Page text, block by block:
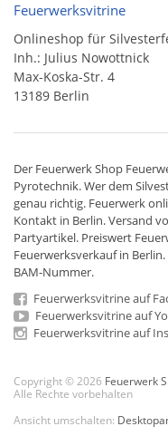
Feuerwerksvitrine
Onlineshop für
Inh.: Julius Nowottnick
Max-Koska-Str. 4
13189 Berlin
Der Feuerwerk Shop
Pyrotechnik. Wer dem
genau richtig. Feuerwerk
Kontakt in Berlin. Versand
Partyartikel. Preiswert
Feuerwerksverkauf in
BAM-Nummer.
Feuerwerksvitrine auf
Feuerwerksvitrine auf
Feuerwerksvitrine auf
Copyright © 2026 Feuerwerk
Alle Rechte vorbehalten
Ansicht umschalten: